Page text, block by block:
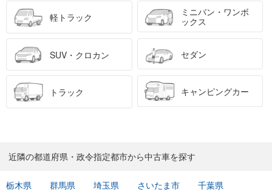
軽トラック
ミニバン・ワンボ
ックス
SUV・クロカン セダン
トラック キャンピングカー
近隣の都道府県・政令指定都市から中古車を探す
栃木県 群馬県 埼玉県 さいたま市
千葉県